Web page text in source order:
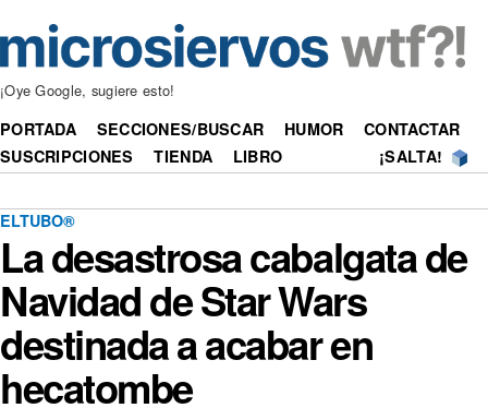
¡Oye Google, sugiere esto!
PORTADA SECCIONES/BUSCAR HUMOR
CONTACTAR
SUSCRIPCIONES
TIENDA LIBRO ¡SALTA!
ELTUBO®
La desastrosa cabalgata de
Navidad de Star Wars
destinada a acabar en
hecatombe